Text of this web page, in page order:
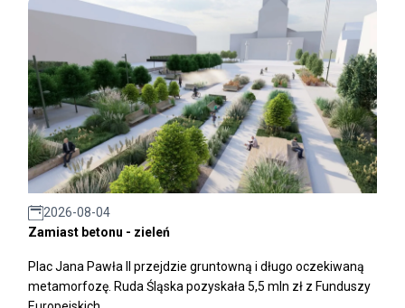
2026-08-04
Zamiast betonu - zieleń
Plac Jana Pawła II przejdzie gruntowną i długo oczekiwaną
metamorfozę. Ruda Śląska pozyskała 5,5 mln zł z Funduszy